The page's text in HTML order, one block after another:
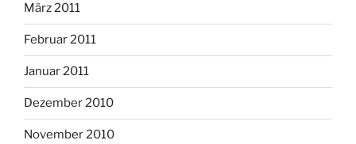
März 2011
Februar 2011
Januar 2011
Dezember 2010
November 2010